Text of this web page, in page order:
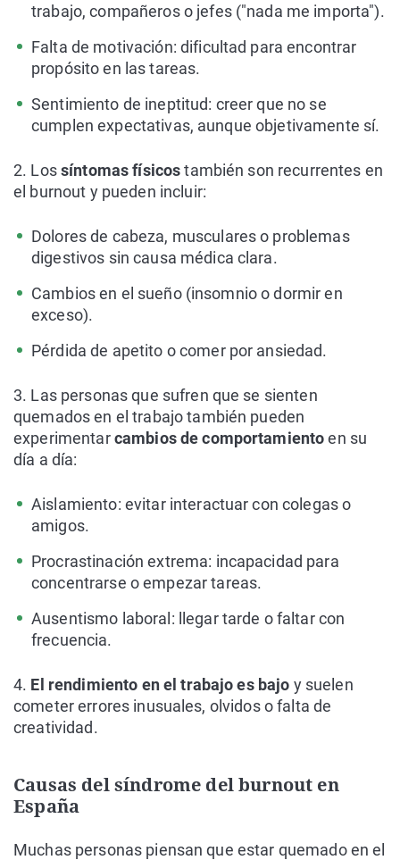
trabajo, compañeros o jefes ("nada me importa").
Falta de motivación: dificultad para encontrar
propósito en las tareas.
Sentimiento de ineptitud: creer que no se
cumplen expectativas, aunque objetivamente sí.
2. Lossíntomas físicostambién son recurrentes en
el burnout y pueden incluir:
Dolores de cabeza, musculares o problemas
digestivos sin causa médica clara.
Cambios en el sueño (insomnio o dormir en
exceso).
Pérdida de apetito o comer por ansiedad.
3. Las personas que sufren que se sienten
quemados en el trabajo también pueden
experimentarcambios de comportamientoen su
día a día:
Aislamiento: evitar interactuar con colegas o
amigos.
Procrastinación extrema: incapacidad para
concentrarse o empezar tareas.
Ausentismo laboral: llegar tarde o faltar con
frecuencia.
4. El rendimiento en el trabajo es bajo y suelen
cometer errores inusuales, olvidos o falta de
creatividad.
Causas del síndrome del burnout en
España
Muchas personas piensan que estar quemado en el